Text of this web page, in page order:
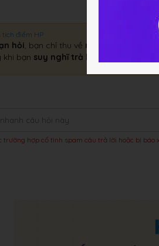
tích điểm HP
hỏi, bạn chỉ thu về một câu trả lời
khi bạn suy nghĩ trả lời
trường hợp cố tình spam câu trả lời hoặc bị